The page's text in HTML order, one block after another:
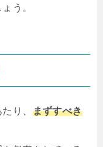
う。
り、 まずすべき